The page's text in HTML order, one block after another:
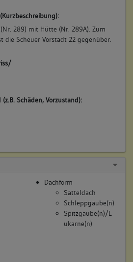
Eisenmenger, Abraham
8
289) mit Hütte (Nr. 289A). Zum
die Scheuer Vorstadt 22 gegenüber.
Schäden, Vorzustand):
Dachform
Satteldach
Schleppgaube(n)
Spitzgaube(n)/L
ukarne(n)